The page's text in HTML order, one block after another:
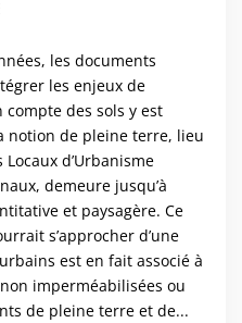
les documents
les enjeux de
des sols y est
notion de pleine terre, lieu
d’Urbanisme
demeure jusqu’à
et paysagère. Ce
s’approcher d’une
est en fait associé à
imperméabilisées ou
de pleine terre et de...